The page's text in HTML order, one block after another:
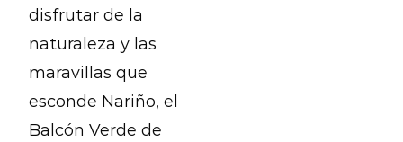
disfrutar de la
naturaleza y las
maravillas que
esconde Nariño, el
Balcón Verde de